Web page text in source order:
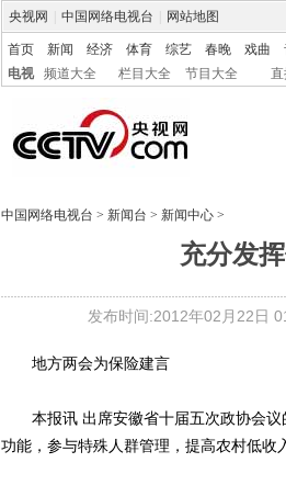
央视网 中国网络电视台 网站地图
首页 新闻 经济 体育 综艺 春晚 戏曲
电视
频道大全 栏目大全 节目大全 直
中国网络电视台 > 新闻台 > 新闻中心 >
充分发
发布时间:2012年02月22日
地方两会为保险建言
本报讯 出席安徽省十届五次政协会议
功能，参与特殊人群管理，提高农村低收